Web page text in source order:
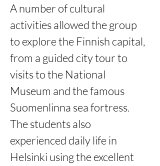
A number of cultural
activities allowed the group
to explore the Finnish capital,
from a guided city tour to
visits to the National
Museum and the famous
Suomenlinna sea fortress.
The students also
experienced daily life in
Helsinki using the excellent